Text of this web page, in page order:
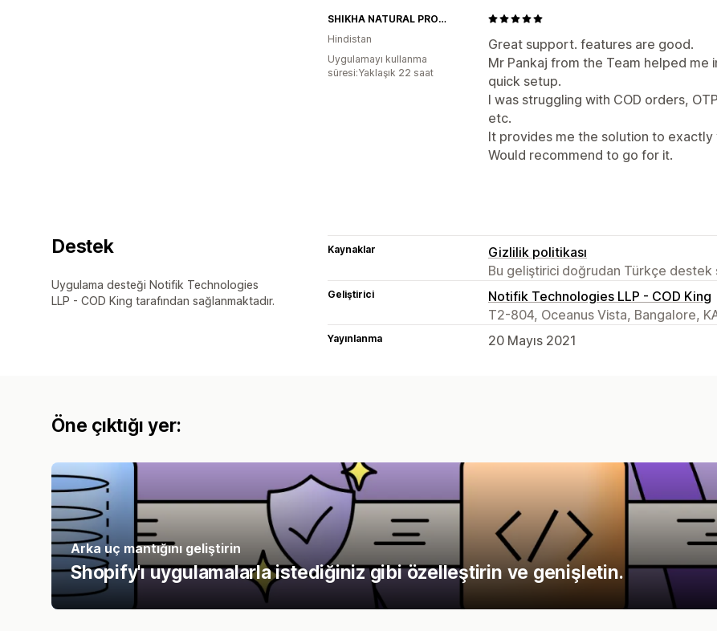
Great support. features are good.
Mr Pankaj from the Team helped me
quick setup.
I was struggling with COD orders,
etc.
It provides me the solution to exactly
Would recommend to go for it.
SHIKHA NATURAL PRODUCTS
Hindistan
Uygulamayı kullanma
süresi:Yaklaşık 22 saat
Destek
Uygulama desteği Notifik Technologies
LLP - COD King tarafından sağlanmaktadır.
Kaynaklar
Gizlilik politikası
Bu geliştirici doğrudan Türkçe destek
Geliştirici
Notifik Technologies LLP - COD King
T2-804, Oceanus Vista, Bangalore,
Yayınlanma 20 Mayıs 2021
Öne çıktığı yer:
Arka uç mantığını geliştirin
Shopify'ı uygulamalarla istediğiniz gibi özelleştirin ve genişletin.